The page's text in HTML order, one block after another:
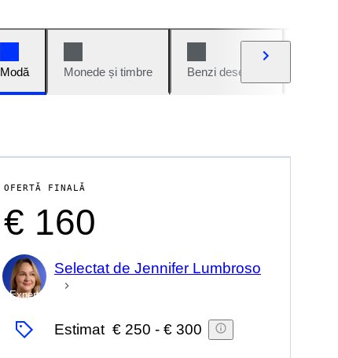
Modă Monede și timbre Benzi desenate
OFERTĂ FINALĂ
€ 160
Expert
Selectat de Jennifer Lumbroso
Estimat € 250 - € 300